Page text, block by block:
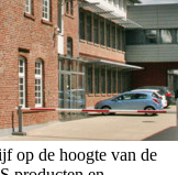
op de hoogte van de